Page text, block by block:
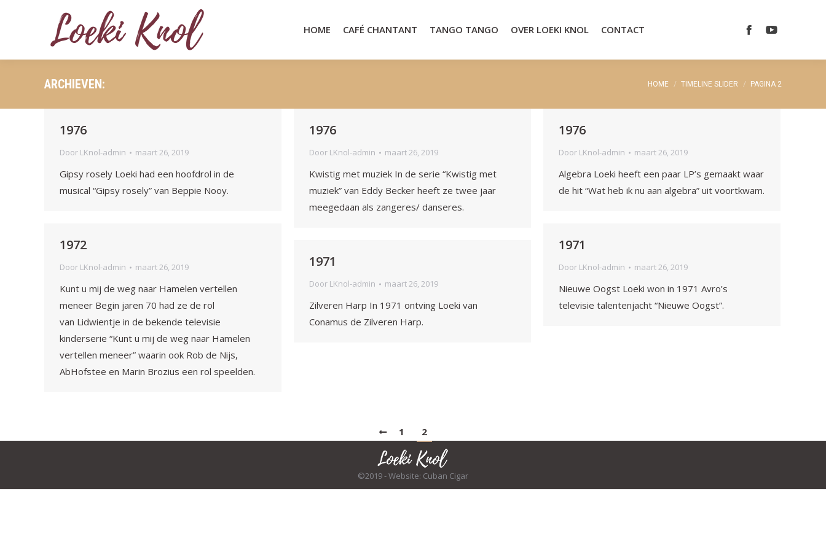
HOME CAFÉ CHANTANT TANGO TANGO OVER LOEKI KNOL CONTACT
Facebook
ARCHIEVEN: Je bent hier:
HOME TIMELINE SLIDER PAGINA 2
1976
Door LKnol-admin maart 26, 2019
Gipsy rosely Loeki had een hoofdrol in de
musical “Gipsy rosely” van Beppie Nooy.
1976
Door LKnol-admin maart 26, 2019
Kwistig met muziek In de serie “Kwistig met
muziek” van Eddy Becker heeft ze twee jaar
meegedaan als zangeres/ danseres.
1976
Door LKnol-admin maart 26, 2019
Algebra Loeki heeft een paar LP’s gemaakt waar
de hit “Wat heb ik nu aan algebra” uit voortkwam.
1972
Door LKnol-admin maart 26, 2019
Kunt u mij de weg naar Hamelen vertellen
meneer Begin jaren 70 had ze de rol
van Lidwientje in de bekende televisie
kinderserie “Kunt u mij de weg naar Hamelen
vertellen meneer” waarin ook Rob de Nijs,
AbHofstee en Marin Brozius een rol speelden.
1971
Door LKnol-admin maart 26, 2019
Nieuwe Oogst Loeki won in 1971 Avro’s
televisie talentenjacht “Nieuwe Oogst”.
1971
Door LKnol-admin maart 26, 2019
Zilveren Harp In 1971 ontving Loeki van
Conamus de Zilveren Harp.
1 2
©2019 - Website: Cuban Cigar